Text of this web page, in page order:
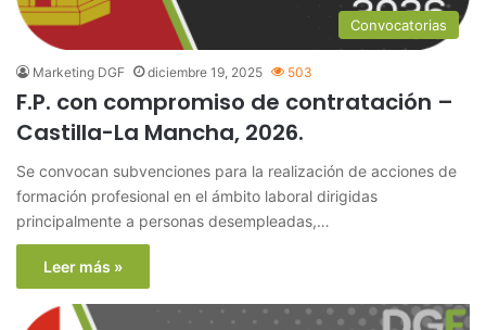
Convocatorias
Marketing DGF diciembre 19, 2025 503
F.P. con compromiso de contratación –
Castilla-La Mancha, 2026.
Se convocan subvenciones para la realización de acciones de
formación profesional en el ámbito laboral dirigidas
principalmente a personas desempleadas,…
Leer más »